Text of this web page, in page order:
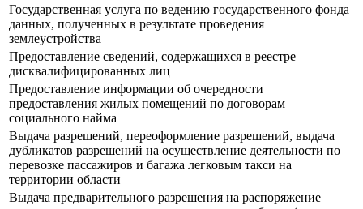
Государственная услуга по ведению государственного фонда
данных, полученных в результате проведения
землеустройства
Предоставление сведений, содержащихся в реестре
дисквалифицированных лиц
Предоставление информации об очередности
предоставления жилых помещений по договорам
социального найма
Выдача разрешений, переоформление разрешений, выдача
дубликатов разрешений на осуществление деятельности по
перевозке пассажиров и багажа легковым такси на
территории области
Выдача предварительного разрешения на распоряжение